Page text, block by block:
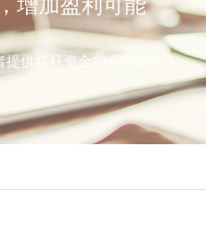
供杠杆资金的金融服务！